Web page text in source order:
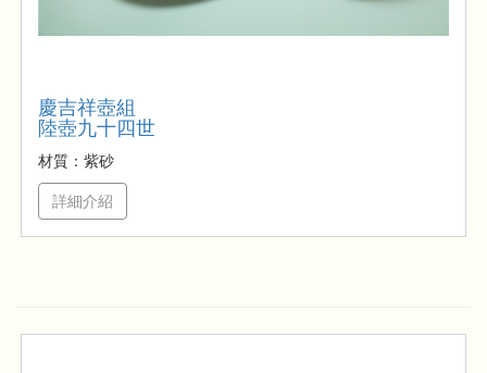
慶吉祥壺組
陸壺九十四世
材質：紫砂
詳細介紹